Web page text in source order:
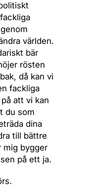
världen.
bär
rösten
då kan vi
fackliga
att vi kan
du som
dina
till bättre
mig bygger
på ett ja.